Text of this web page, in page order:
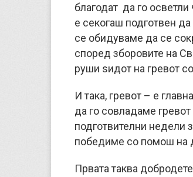
благодат да го
е секогаш подготвен
се обидуваме да се
според зборовите на
руши ѕидот на гревот
И така, гревот – е
да го совладаме
подготвителни недели
победиме со помош на
Првата таква